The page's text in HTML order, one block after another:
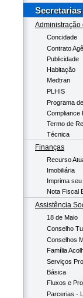
Secretarias
Administração
Concidade
Contrato
Publicidade
Habitação
Medtran
PLHIS
Programa
Compliance
Termo de
Técnica
Finanças
Recurso
Imobiliária
Imprima
Nota Fiscal
Assistência
18 de Maio
Conselho
Conselhos
Família
Serviços
Básica
Fluxos e
Parcerias -